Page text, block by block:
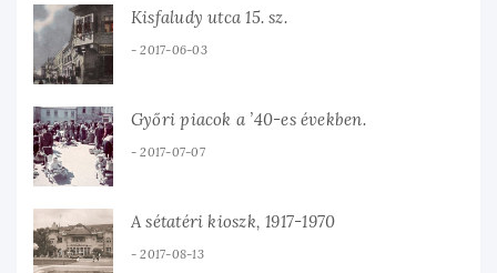
Kisfaludy utca 15. sz.
2017-06-03
Győri piacok a ’40-es években.
2017-07-07
A sétatéri kioszk, 1917-1970
2017-08-13